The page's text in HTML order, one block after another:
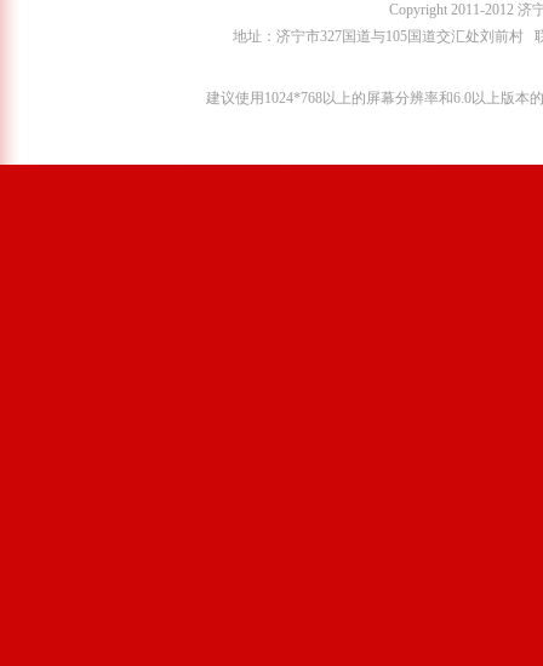
Copyright 2011-2012
地址：济宁市327国道与105国道交汇处刘前村
建议使用1024*768以上的屏幕分辨率和6.0以上版本